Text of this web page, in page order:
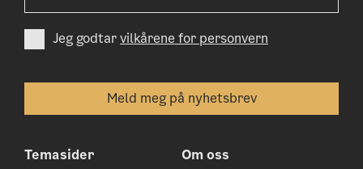
Jeg godtarvilkårene for personvern
Temasider
Om oss